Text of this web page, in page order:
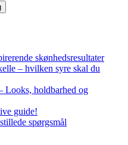
skønhedsresultater
– hvilken syre skal du
Looks, holdbarhed og
guide!
spørgsmål